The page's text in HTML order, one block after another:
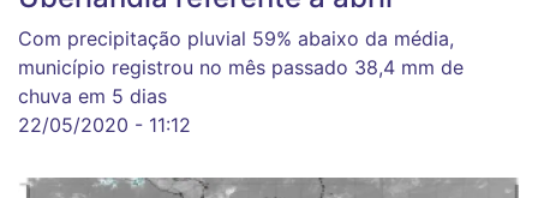
Com precipitação pluvial 59% abaixo da média,
município registrou no mês passado 38,4 mm de
chuva em 5 dias
22/05/2020 - 11:12